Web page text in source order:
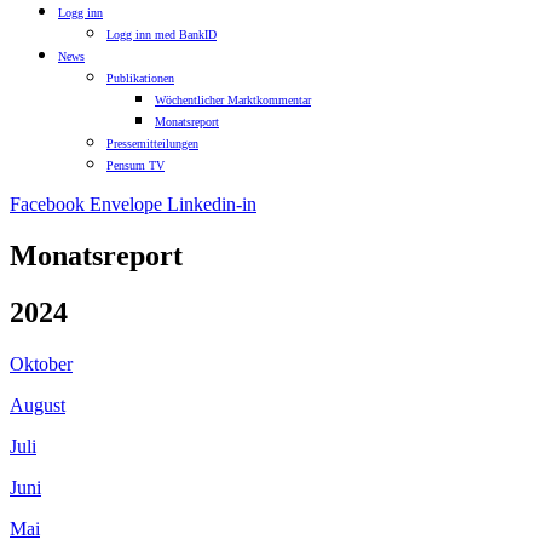
Logg inn
Logg inn med BankID
News
Publikationen
Wöchentlicher Marktkommentar
Monatsreport
Pressemitteilungen
Pensum TV
Facebook Envelope Linkedin-in
Monatsreport
2024
Oktober
August
Juli
Juni
Mai